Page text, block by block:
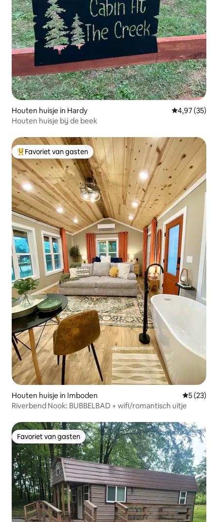
Houten huisje in Hardy Gemiddelde
4,97 (35)
Houten huisje bij de beek
Topfavoriet van gasten
Favoriet van gasten
Houten huisje in Imboden
5 (23)
Riverbend Nook: BUBBELBAD + wifi/romantisch uitje
Favoriet van gasten
Favoriet van gasten